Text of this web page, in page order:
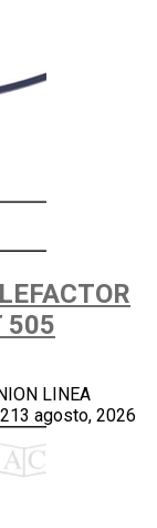
505
LINEA
3 agosto, 2026